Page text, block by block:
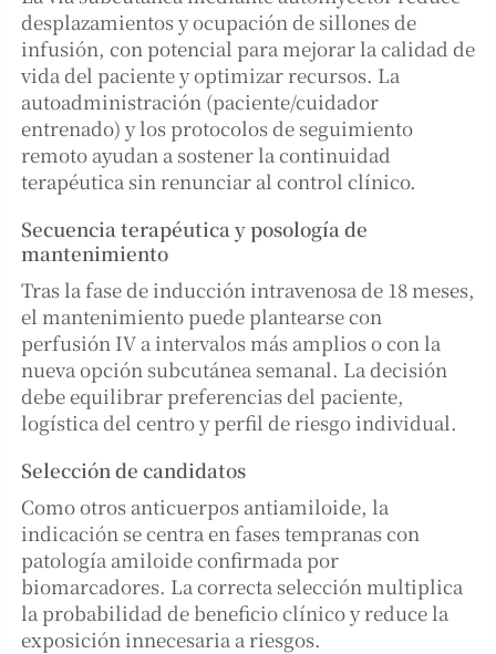
desplazamientos y ocupación de sillones de
infusión, con potencial para mejorar la calidad de
vida del paciente y optimizar recursos. La
autoadministración (paciente/cuidador
entrenado) y los protocolos de seguimiento
remoto ayudan a sostener la continuidad
terapéutica sin renunciar al control clínico.
Secuencia terapéutica y posología de
mantenimiento
Tras la fase de inducción intravenosa de 18 meses,
el mantenimiento puede plantearse con
perfusión IV a intervalos más amplios o con la
nueva opción subcutánea semanal. La decisión
debe equilibrar preferencias del paciente,
logística del centro y perfil de riesgo individual.
Selección de candidatos
Como otros anticuerpos antiamiloide, la
indicación se centra en fases tempranas con
patología amiloide confirmada por
biomarcadores. La correcta selección multiplica
la probabilidad de beneficio clínico y reduce la
exposición innecesaria a riesgos.